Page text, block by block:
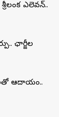
ఎలెవన్..
ఛార్జీల
ఆదాయం..